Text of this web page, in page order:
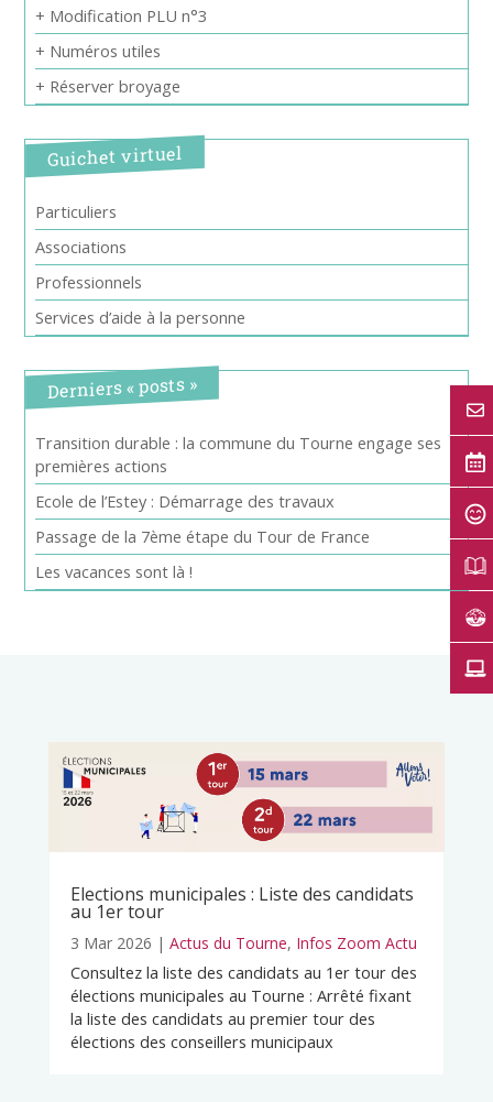
+ Modification PLU n°3
+ Numéros utiles
+ Réserver broyage
Guichet virtuel
Particuliers
Associations
Professionnels
Services d’aide à la personne
Derniers « posts »
Transition durable : la commune du Tourne engage ses
premières actions
Ecole de l’Estey : Démarrage des travaux
Passage de la 7ème étape du Tour de France
Les vacances sont là !
Elections municipales : Liste des candidats
au 1er tour
3 Mar 2026 | Actus du Tourne, Infos Zoom Actu
Consultez la liste des candidats au 1er tour des
élections municipales au Tourne : Arrêté fixant
la liste des candidats au premier tour des
élections des conseillers municipaux